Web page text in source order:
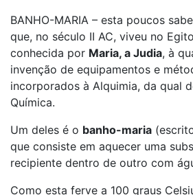
BANHO-MARIA – esta poucos
que, no século II AC, viveu no
conhecida por Maria, a Judia, à
invenção de equipamentos e
incorporados à Alquimia, da qual
Química.
Um deles é o banho-maria
que consiste em aquecer uma
recipiente dentro de outro com
Como esta ferve a 100 graus